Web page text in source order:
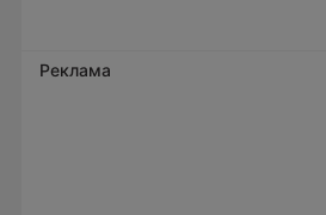
Реклама